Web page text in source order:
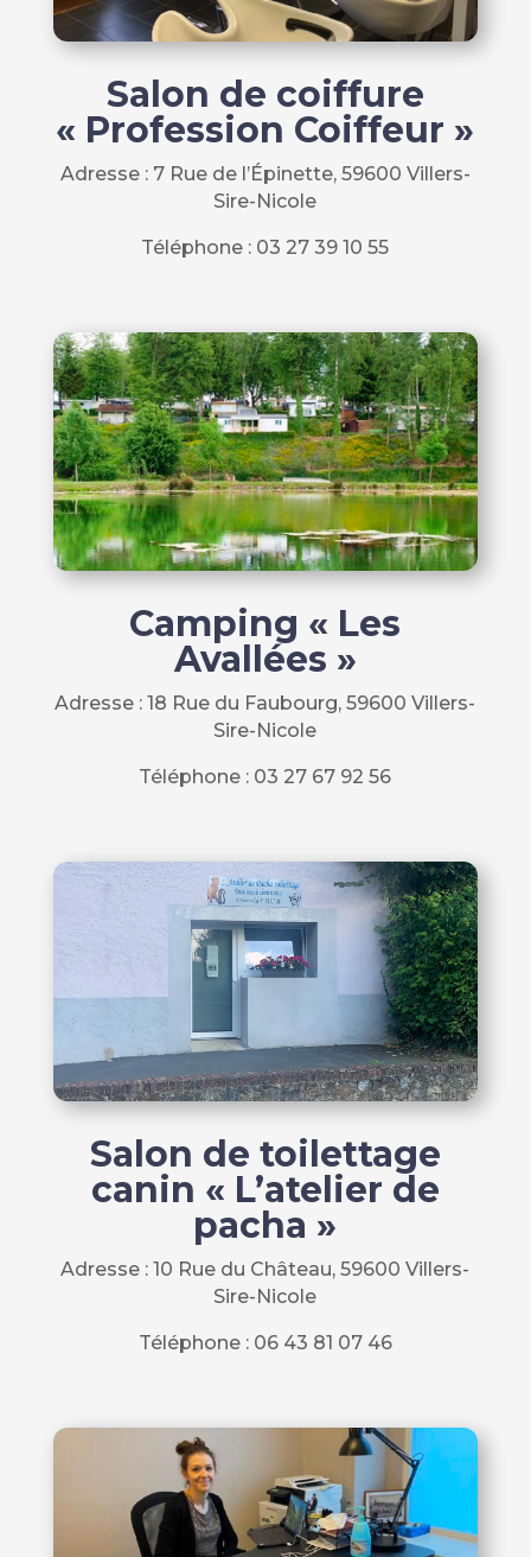
Salon de coiffure
« Profession Coiffeur »
Adresse : 7 Rue de l’Épinette, 59600 Villers-
Sire-Nicole
Téléphone : 03 27 39 10 55
Camping « Les
Avallées »
Adresse : 18 Rue du Faubourg, 59600 Villers-
Sire-Nicole
Téléphone : 03 27 67 92 56
Salon de toilettage
canin « L’atelier de
pacha »
Adresse : 10 Rue du Château, 59600 Villers-
Sire-Nicole
Téléphone : 06 43 81 07 46